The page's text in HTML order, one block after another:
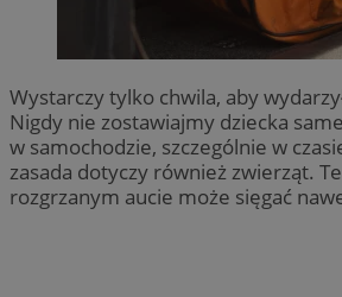
Wystarczy tylko chwila, aby
Nigdy nie zostawiajmy dziecka
w samochodzie, szczególnie w
zasada dotyczy również zwierząt.
rozgrzanym aucie może sięgać